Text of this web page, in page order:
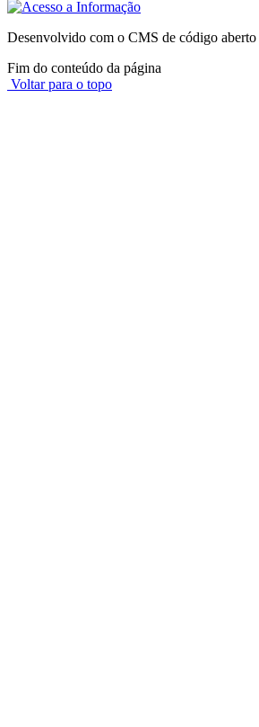
Desenvolvido com o CMS de código aberto
Fim do conteúdo da página
Voltar para o topo